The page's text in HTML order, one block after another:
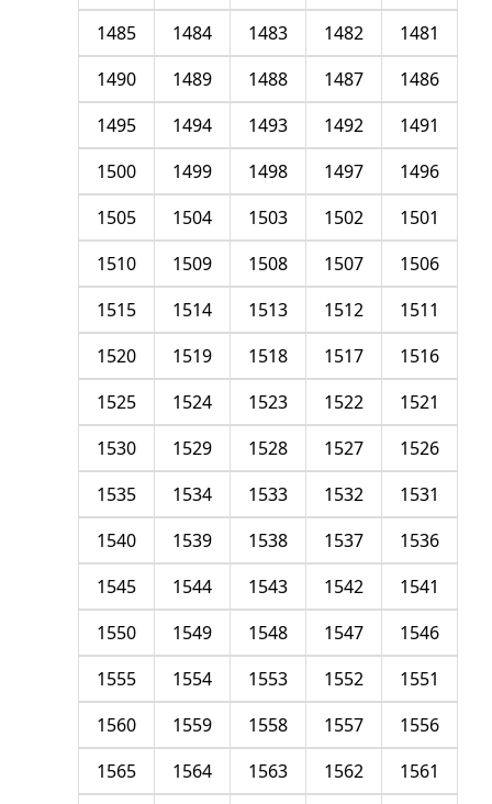
1481
1482
1483
1484
1485
1486
1487
1488
1489
1490
1491
1492
1493
1494
1495
1496
1497
1498
1499
1500
1501
1502
1503
1504
1505
1506
1507
1508
1509
1510
1511
1512
1513
1514
1515
1516
1517
1518
1519
1520
1521
1522
1523
1524
1525
1526
1527
1528
1529
1530
1531
1532
1533
1534
1535
1536
1537
1538
1539
1540
1541
1542
1543
1544
1545
1546
1547
1548
1549
1550
1551
1552
1553
1554
1555
1556
1557
1558
1559
1560
1561
1562
1563
1564
1565